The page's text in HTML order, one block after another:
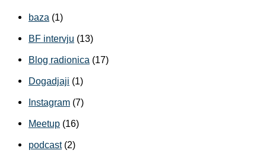
baza (1)
BF intervju (13)
Blog radionica (17)
Dogadjaji (1)
Instagram (7)
Meetup (16)
podcast(2)